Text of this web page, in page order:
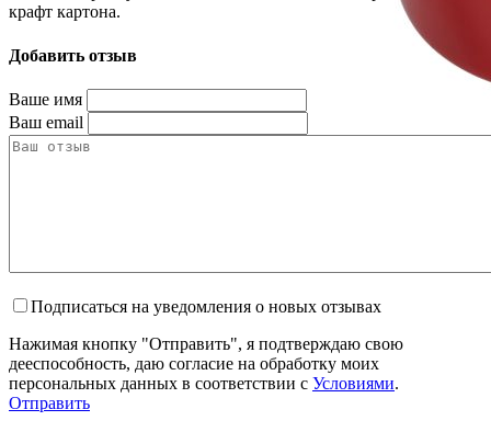
крафт картона.
Добавить отзыв
Ваше имя
Ваш email
Подписаться на уведомления о новых отзывах
Нажимая кнопку "Отправить", я подтверждаю свою
дееспособность, даю согласие на обработку моих
персональных данных в соответствии с Условиями.
Отправить